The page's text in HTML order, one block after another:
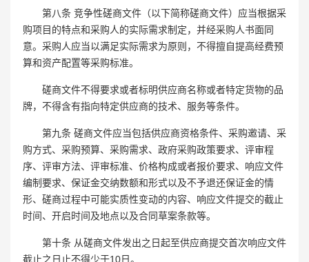
第八条 竞争性磋商文件（以下简称磋商文件）应当根据采
购项目的特点和采购人的实际需求制定，并经采购人书面同
意。采购人应当以满足实际需求为原则，不得擅自提高经费预
算和资产配置等采购标准。
磋商文件不得要求或者标明供应商名称或者特定货物的品
牌，不得含有指向特定供应商的技术、服务等条件。
第九条 磋商文件应当包括供应商资格条件、采购邀请、采
购方式、采购预算、采购需求、政府采购政策要求、评审程
序、评审方法、评审标准、价格构成或者报价要求、响应文件
编制要求、保证金交纳数额和形式以及不予退还保证金的情
形、磋商过程中可能实质性变动的内容、响应文件提交的截止
时间、开启时间及地点以及合同草案条款等。
第十条 从磋商文件发出之日起至供应商提交首次响应文件
截止之日止不得少于10日。